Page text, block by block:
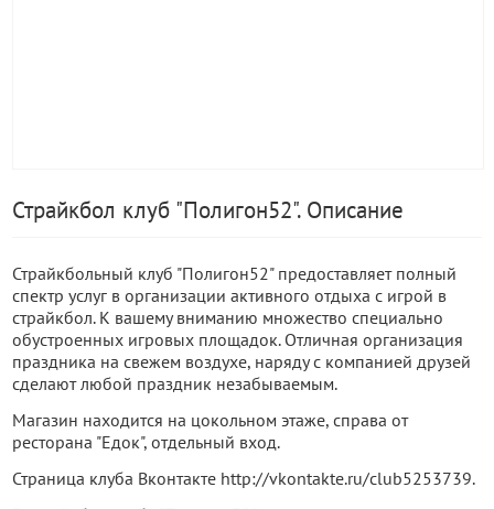
Страйкбол клуб "Полигон52". Описание
Страйкбольный клуб "Полигон52" предоставляет полный
спектр услуг в организации активного отдыха с игрой в
страйкбол. К вашему вниманию множество специально
обустроенных игровых площадок. Отличная организация
праздника на свежем воздухе, наряду с компанией друзей
сделают любой праздник незабываемым.
Магазин находится на цокольном этаже, справа от
ресторана "Едок", отдельный вход.
Страница клуба Вконтакте http://vkontakte.ru/club5253739.